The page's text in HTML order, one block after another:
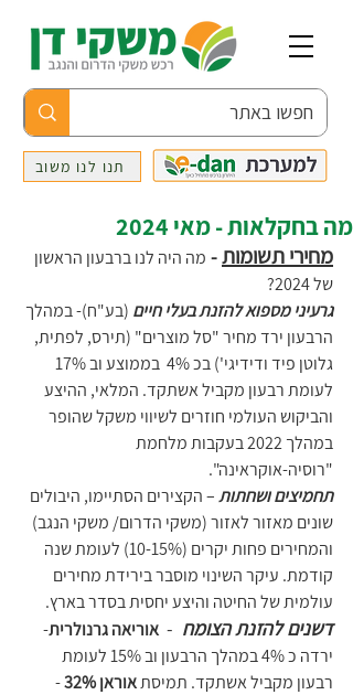
תנו לנו משוב
מה בחקלאות - מאי 2024
מחירי תשומות - מה היה לנו ברבעון הראשון
של 2024?
גרעיני מספוא להזנת בעלי חיים (בע"ח)- במהלך
הרבעון ירד מחיר "סל מוצרים" (תירס, לפתית,
לעומת רבעון מקביל אשתקד. המלאי, ההיצע
והביקוש העולמי חוזרים לשיווי משקל שהופר
במהלך 2022 בעקבות מלחמת
"רוסיה-אוקראינה".
תחמיצים ושחתות– הקצירים הסתיימו, היבולים
שונים מאזור לאזור (משקי הדרום/ משקי הנגב)
והמחירים פחות יקרים (10-15%) לעומת שנה
קודמת. עיקר השינוי מוסבר בירידת מחירים
עולמית של החיטה והיצע יחסית בסדר בארץ.
דשנים להזנת הצומח - אוריאה גרנולרית-
ירדה כ 4% במהלך הרבעון וב 15% לעומת
רבעון מקביל אשתקד. תמיסת אוראן 32%
-